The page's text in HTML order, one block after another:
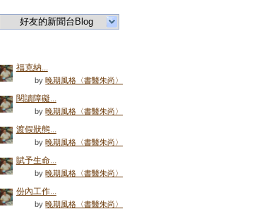
好友的新聞台Blog
福克納...
by晚期風格〈書醫朱尚〉
閱讀障礙...
by晚期風格〈書醫朱尚〉
渡假狀態...
by晚期風格〈書醫朱尚〉
賦予生命...
by晚期風格〈書醫朱尚〉
份內工作...
by晚期風格〈書醫朱尚〉